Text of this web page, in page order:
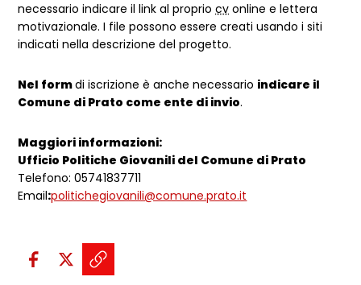
necessario indicare il link al propriocv online e lettera
motivazionale. I file possono essere creati usando i siti
indicati nella descrizione del progetto.
Nel formdi iscrizione è anche necessario indicare il
Comune di Prato come ente di invio.
Maggiori informazioni:
Ufficio Politiche Giovanili del Comune di Prato
Telefono: 05741837711
Email:politichegiovanili@comune.prato.it
Condividi sui social:
Condividi su Facebook - apre
Condividi su X - apre una
Copia il link e condividi -